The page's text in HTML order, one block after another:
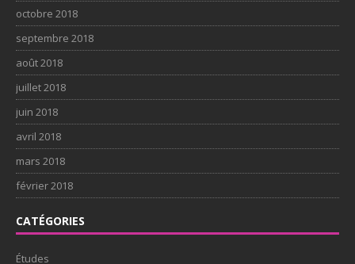
octobre 2018
septembre 2018
août 2018
juillet 2018
juin 2018
avril 2018
mars 2018
février 2018
CATÉGORIES
Études